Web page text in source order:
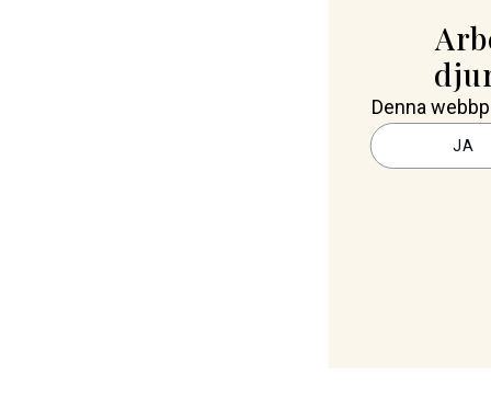
Denna
JA